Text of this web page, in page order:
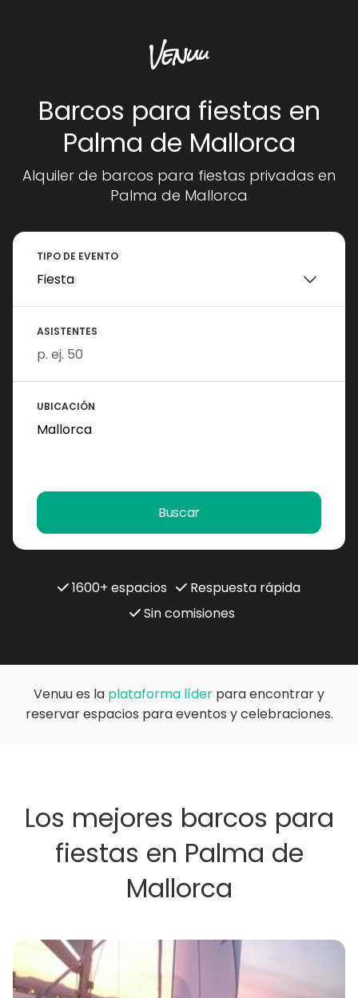
Barcos para fiestas en
Palma de Mallorca
Alquiler de barcos para fiestas privadas en
Palma de Mallorca
TIPO DE EVENTO
ASISTENTES
UBICACIÓN
Buscar
1600+ espacios
Respuesta rápida
Sin comisiones
Venuu es la plataforma líder para encontrar y
reservar espacios para eventos y celebraciones.
Los mejores barcos para
fiestas en Palma de
Mallorca